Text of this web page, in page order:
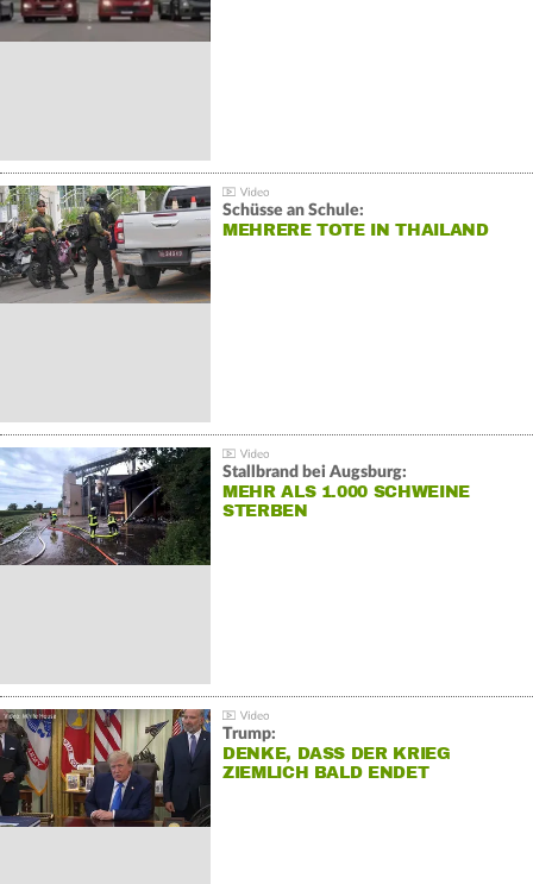
Schüsse an Schule:
MEHRERE TOTE IN THAILAND
Stallbrand bei Augsburg:
MEHR ALS 1.000 SCHWEINE
STERBEN
Trump:
DENKE, DASS DER KRIEG
ZIEMLICH BALD ENDET